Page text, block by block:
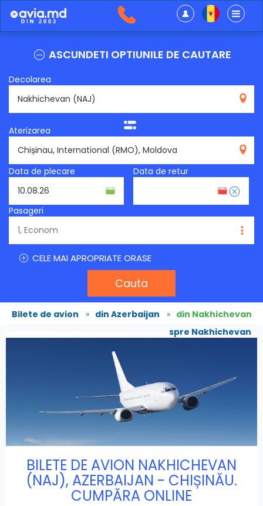
ASCUNDETI OPTIUNILE DE CAUTARE
Decolarea
Aterizarea
Data de plecare
Data de retur
Pasageri
CELE MAI APROPRIATE ORASE
Cauta
Bilete de avion » din Azerbaijan » din Nakhichevan
spre Nakhichevan
BILETE DE AVION NAKHICHEVAN
(NAJ), AZERBAIJAN - CHIȘINĂU.
CUMPĂRA ONLINE